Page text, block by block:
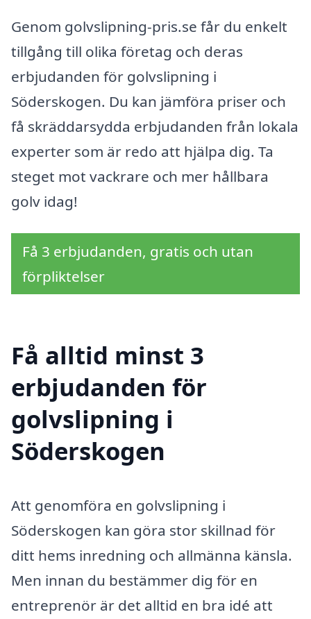
Genom golvslipning-pris.se får du enkelt
tillgång till olika företag och deras
erbjudanden för golvslipning i
Söderskogen. Du kan jämföra priser och
få skräddarsydda erbjudanden från lokala
experter som är redo att hjälpa dig. Ta
steget mot vackrare och mer hållbara
golv idag!
Få 3 erbjudanden, gratis och utan
förpliktelser
Få alltid minst 3
erbjudanden för
golvslipning i
Söderskogen
Att genomföra en golvslipning i
Söderskogen kan göra stor skillnad för
ditt hems inredning och allmänna känsla.
Men innan du bestämmer dig för en
entreprenör är det alltid en bra idé att